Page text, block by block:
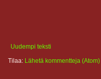
Uudempi teksti
Tilaa: Lähetä kommentteja (Atom)